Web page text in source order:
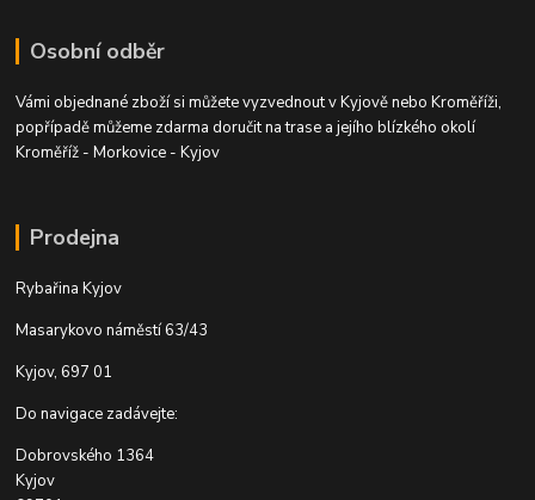
Osobní odběr
Vámi objednané zboží si můžete vyzvednout v Kyjově nebo Kroměříži,
popřípadě můžeme zdarma doručit na trase a jejího blízkého okolí
Kroměříž - Morkovice - Kyjov
Prodejna
Rybařina Kyjov
Masarykovo náměstí 63/43
Kyjov, 697 01
Do navigace zadávejte:
Dobrovského 1364
Kyjov